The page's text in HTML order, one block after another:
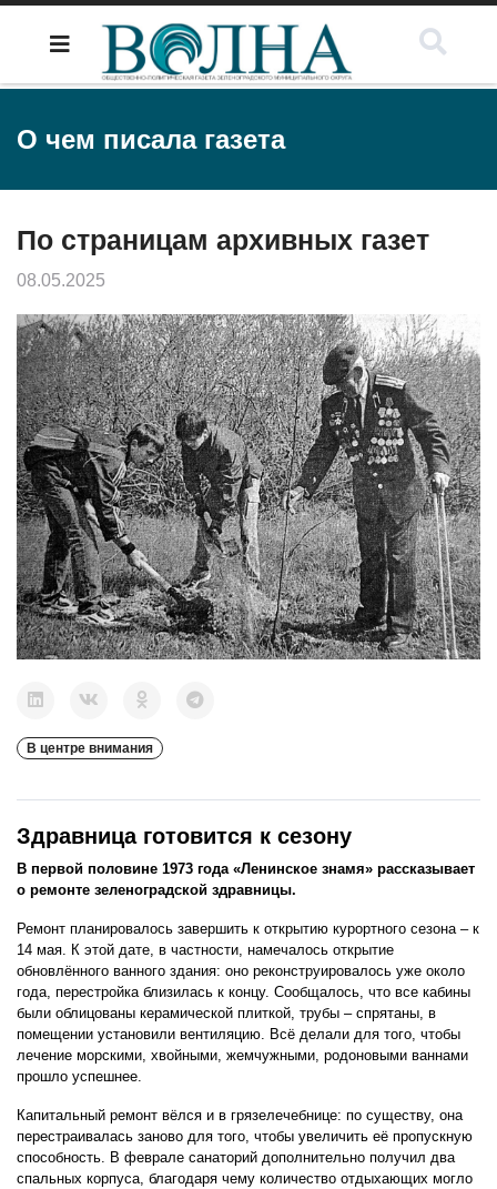
О чем писала газета
По страницам архивных газет
08.05.2025
В центре внимания
Здравница готовится к сезону
В первой половине 1973 года «Ленинское знамя» рассказывает
о ремонте зеленоградской здравницы.
Ремонт планировалось завершить к открытию курортного сезона – к
14 мая. К этой дате, в частности, намечалось открытие
обновлённого ванного здания: оно реконструировалось уже около
года, перестройка близилась к концу. Сообщалось, что все кабины
были облицованы керамической плиткой, трубы – спрятаны, в
помещении установили вентиляцию. Всё делали для того, чтобы
лечение морскими, хвойными, жемчужными, родоновыми ваннами
прошло успешнее.
Капитальный ремонт вёлся и в грязелечебнице: по существу, она
перестраивалась заново для того, чтобы увеличить её пропускную
способность. В феврале санаторий дополнительно получил два
спальных корпуса, благодаря чему количество отдыхающих могло